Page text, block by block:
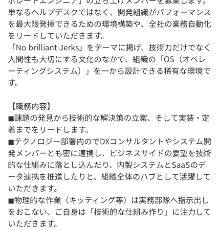
単なるヘルプデスクではなく、開発組織がパフォーマンス
を最大限発揮できるための環境構築や、全社の業務自動化
をリードしていただきます。
「No brilliant Jerks」をテーマに掲げ、技術力だけでなく
人間性も大切にする文化のなかで、組織の「OS（オペレ
ーティングシステム）」を一から設計できる稀有な環境で
す。
【職務内容】
◼︎課題の発見から技術的な解決策の立案、そして実装・定
着までをリードします。
◼︎テクノロジー部署内のでDXコンサルタントやシステム開
発メンバーとも密に連携し、ビジネスサイドの要望を技術
的な仕組みに落とし込んだり、内製システムとSaaSのデ
ータ連携を推進したりと、組織全体のハブとして活躍して
いただきます。
◼︎物理的な作業（キッティング等）は実務部隊へ指示出し
をおこない、ご自身は「技術的な仕組み作り」に注力して
いただきます。